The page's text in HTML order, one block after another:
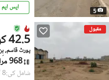
5 ایس
مقبول
42.5 کروڑ
پورٹ قاسم,
968 مرلہ
شامل کی:8 گھنٹے پہل